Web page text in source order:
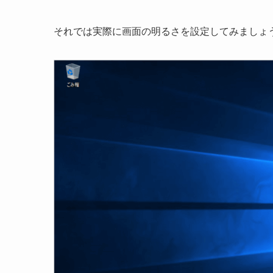
それでは実際に画面の明るさを設定してみましょ